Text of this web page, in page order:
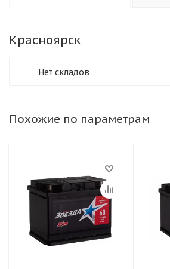
Красноярск
Нет складов
Похожие по параметрам